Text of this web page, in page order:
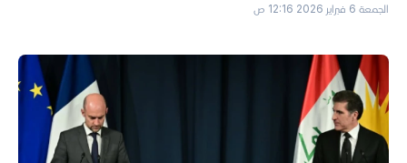
الجمعة 6 فبراير 2026 12:16 ص